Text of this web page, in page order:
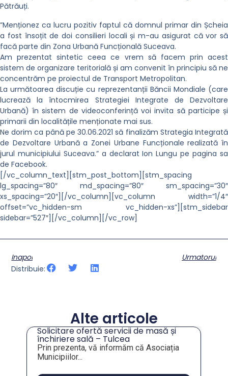
Pătrăuți.
”Menționez ca lucru pozitiv faptul că domnul primar din Șcheia
a fost însoțit de doi consilieri locali și m-au asigurat că vor să
facă parte din Zona Urbană Funcțională Suceava.
Am prezentat sintetic ceea ce vrem să facem prin acest
sistem de organizare teritorială și am convenit în principiu să ne
concentrăm pe proiectul de Transport Metropolitan.
La următoarea discuție cu reprezentanții Băncii Mondiale (care
lucrează la întocmirea Strategiei Integrate de Dezvoltare
Urbană) în sistem de videoconferință voi invita să participe și
primarii din localitățile menționate mai sus.
Ne dorim ca până pe 30.06.2021 să finalizăm Strategia Integrată
de Dezvoltare Urbană a Zonei Urbane Funcționale realizată în
jurul municipiului Suceava.” a declarat Ion Lungu pe pagina sa
de Facebook.
[/vc_column_text][stm_post_bottom][stm_spacing
lg_spacing=”80″ md_spacing=”80″ sm_spacing=”30″
xs_spacing=”20″][/vc_column][vc_column width=”1/4″
offset=”vc_hidden-sm vc_hidden-xs”][stm_sidebar
sidebar=”527″][/vc_column][/vc_row]
Inapoi
Urmatorul
Distribuie:
Alte articole
Solicitare ofertă servicii de masă și
închiriere sală – Tulcea
Prin prezenta, vă informăm că Asociația
Municipiilor...